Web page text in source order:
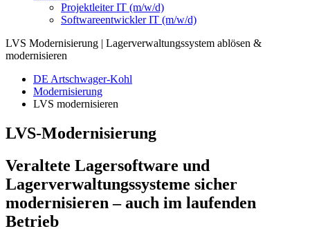
Projektleiter IT (m/w/d)
Softwareentwickler IT (m/w/d)
LVS Modernisierung | Lagerverwaltungssystem ablösen &
modernisieren
DE Artschwager-Kohl
Modernisierung
LVS modernisieren
LVS-Modernisierung
Veraltete Lagersoftware und
Lagerverwaltungssysteme sicher
modernisieren – auch im laufenden
Betrieb